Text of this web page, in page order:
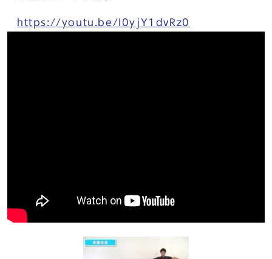
https://youtu.be/I0yjY1dvRz0